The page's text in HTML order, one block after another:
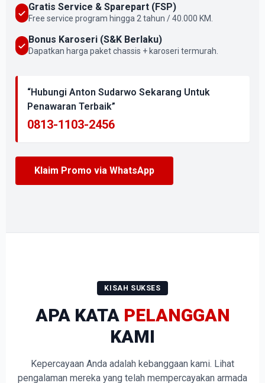
Gratis Service & Sparepart (FSP)
Free service program hingga 2 tahun / 40.000 KM.
Bonus Karoseri (S&K Berlaku)
Dapatkan harga paket chassis + karoseri termurah.
“Hubungi Anton Sudarwo Sekarang Untuk
Penawaran Terbaik”
0813-1103-2456
Klaim Promo via WhatsApp
KISAH SUKSES
APA KATA PELANGGAN
KAMI
Kepercayaan Anda adalah kebanggaan kami. Lihat
pengalaman mereka yang telah mempercayakan armada